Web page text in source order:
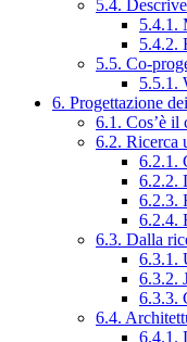
5.4.
5.4.1.
5.4.2.
5.5. Co-
5.5.1.
6. Progettazione
6.1. Cos’è il
6.2. Ricerca
6.2.1.
6.2.2.
6.2.3.
6.2.4.
6.3. Dalla
6.3.1.
6.3.2.
6.3.3.
6.4.
6.4.1.